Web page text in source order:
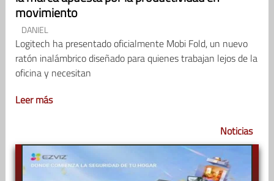
movimiento
DANIEL
Logitech ha presentado oficialmente Mobi Fold, un nuevo
ratón inalámbrico diseñado para quienes trabajan lejos de la
oficina y necesitan
Leer más
Noticias